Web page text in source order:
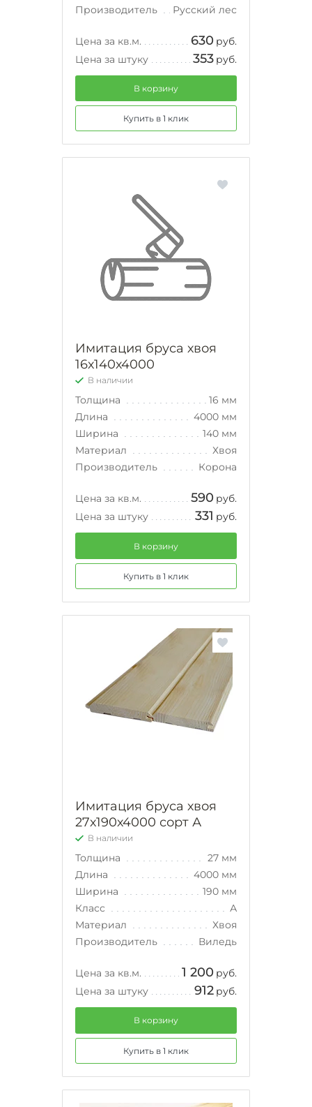
Производитель
Русский лес
Цена за кв.м. 630 руб.
Цена за штуку
353 руб.
В корзину
Купить в 1 клик
Имитация бруса хвоя
16х140х4000
В наличии
Толщина
16 мм
Длина
4000 мм
Ширина
140 мм
Материал
Хвоя
Производитель
Корона
Цена за кв.м. 590 руб.
Цена за штуку
331 руб.
В корзину
Купить в 1 клик
Имитация бруса хвоя
27х190х4000 сорт А
В наличии
Толщина
27 мм
Длина
4000 мм
Ширина
190 мм
Класс
А
Материал
Хвоя
Производитель
Виледь
Цена за кв.м. 1 200 руб.
Цена за штуку
912 руб.
В корзину
Купить в 1 клик